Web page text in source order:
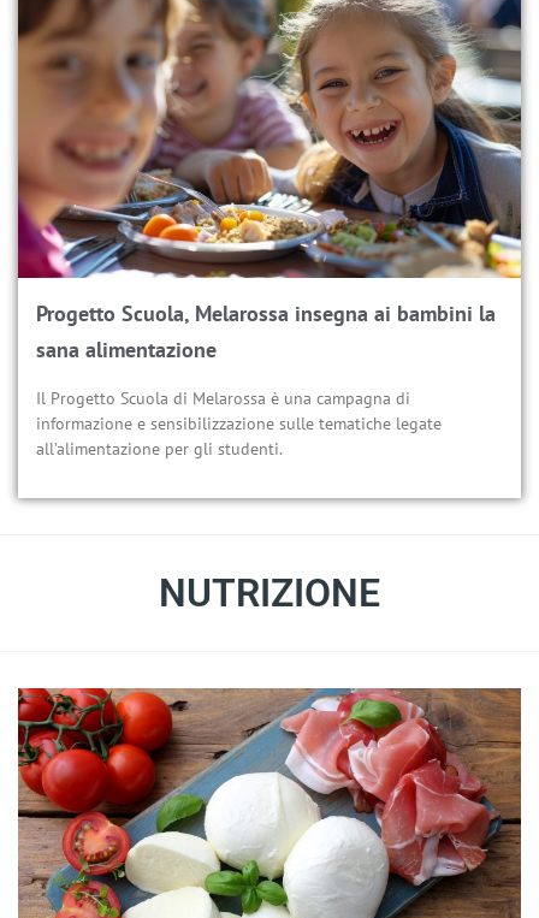
Progetto Scuola, Melarossa insegna ai bambini la
sana alimentazione
Il Progetto Scuola di Melarossa è una campagna di
informazione e sensibilizzazione sulle tematiche legate
all’alimentazione per gli studenti.
NUTRIZIONE